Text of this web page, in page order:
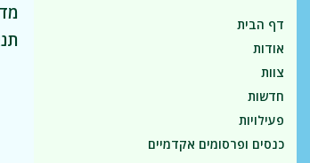
דף הבית
אודות
צוות
חדשות
פעילויות
כנסים ופרסומים אקדמיים